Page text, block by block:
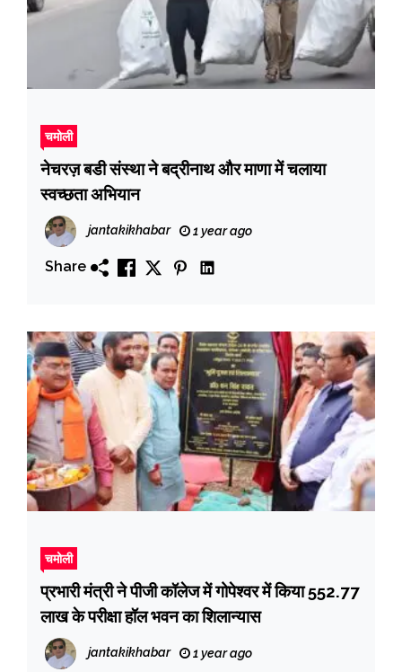
चमोली
नेचरज़ बडी संस्था ने बद्रीनाथ और माणा में चलाया
स्वच्छता अभियान
jantakikhabar 1 year ago
Share
चमोली
प्रभारी मंत्री ने पीजी कॉलेज में गोपेश्वर में किया 552.77
लाख के परीक्षा हॉल भवन का शिलान्यास
jantakikhabar 1 year ago